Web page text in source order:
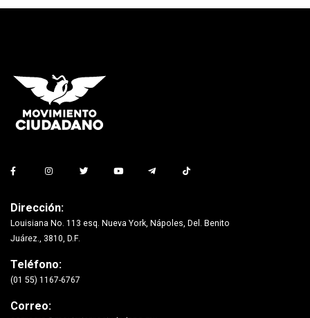
Dirección:
Louisiana No. 113 esq. Nueva York, Nápoles, Del. Benito
Juárez., 3810, D.F.
Teléfono:
(01 55) 1167-6767
Correo: